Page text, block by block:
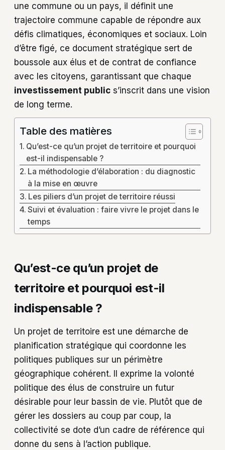
une commune ou un pays, il définit une
trajectoire commune capable de répondre aux
défis climatiques, économiques et sociaux. Loin
d’être figé, ce document stratégique sert de
boussole aux élus et de contrat de confiance
avec les citoyens, garantissant que chaque
investissement public s’inscrit dans une vision
de long terme.
Table des matières
Qu’est-ce qu’un projet de territoire et pourquoi
est-il indispensable ?
La méthodologie d’élaboration : du diagnostic
à la mise en œuvre
Les piliers d’un projet de territoire réussi
Suivi et évaluation : faire vivre le projet dans le
temps
Qu’est-ce qu’un projet de
territoire et pourquoi est-il
indispensable ?
Un projet de territoire est une démarche de
planification stratégique qui coordonne les
politiques publiques sur un périmètre
géographique cohérent. Il exprime la volonté
politique des élus de construire un futur
désirable pour leur bassin de vie. Plutôt que de
gérer les dossiers au coup par coup, la
collectivité se dote d’un cadre de référence qui
donne du sens à l’action publique.